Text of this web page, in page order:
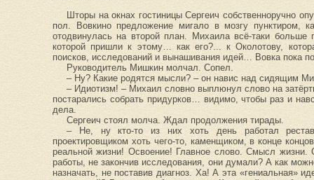
Шторы на окнах гостиницы Сергеич собственноручно
пол. Вовкино предложение мигало в мозгу пунктиром,
отодвинулась на второй план. Михаила всё-таки
которой пришли к этому… как его?... к Околотову,
поисков, исследований и вынашивания идей… Вовка пока
Руководитель Мишкин молчал. Сопел.
– Ну? Какие родятся мысли? – он навис над сидящим
– Идиотизм! – Михаил словно выплюнул слово на
постарались собрать придурков… видимо, чтобы раз и
дела.
Сергеич стоял молча. Ждал продолжения тирады.
– Не, ну кто-то из них хоть день работал
проектировщиком хоть чего-то, каменщиком, в конце
реальной жизни! Освоение! Главное слово. Смысл жизни.
работы, не закончив исследования, они думали? А как
назначать, не поставив диагноз. Ха! А эта «гениальная»